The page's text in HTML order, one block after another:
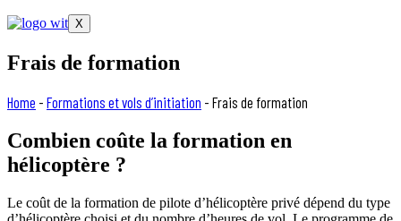
X
Frais de formation
Home - Formations et vols d’initiation - Frais de formation
Combien coûte la formation en
hélicoptère ?
Le coût de la formation de pilote d’hélicoptère privé dépend du type